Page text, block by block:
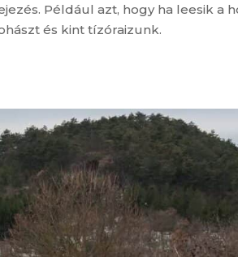
Például azt, hogy ha leesik a
és kint tízóraizunk.